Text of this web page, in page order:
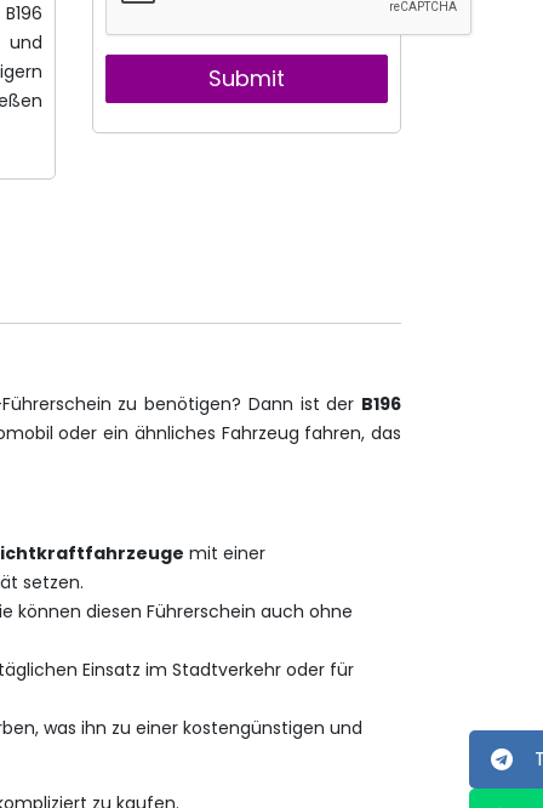
Submit
zu benötigen? Dann ist der B196
oder ein ähnliches Fahrzeug fahren, das
mit einer
setzen.
können diesen Führerschein auch ohne
Einsatz im Stadtverkehr oder für
was ihn zu einer kostengünstigen und
zu kaufen.